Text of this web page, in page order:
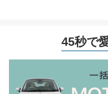
45秒で